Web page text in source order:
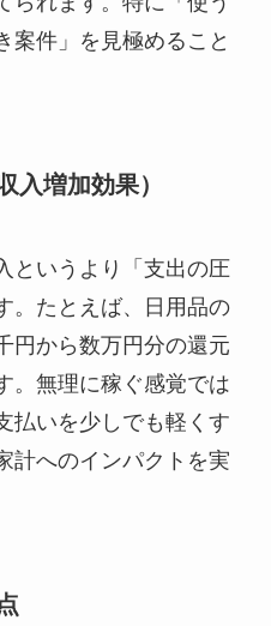
案件」を見極めること
入増加効果）
というより「支出の圧
。たとえば、日用品の
円から数万円分の還元
。無理に稼ぐ感覚では
払いを少しでも軽くす
計へのインパクトを実